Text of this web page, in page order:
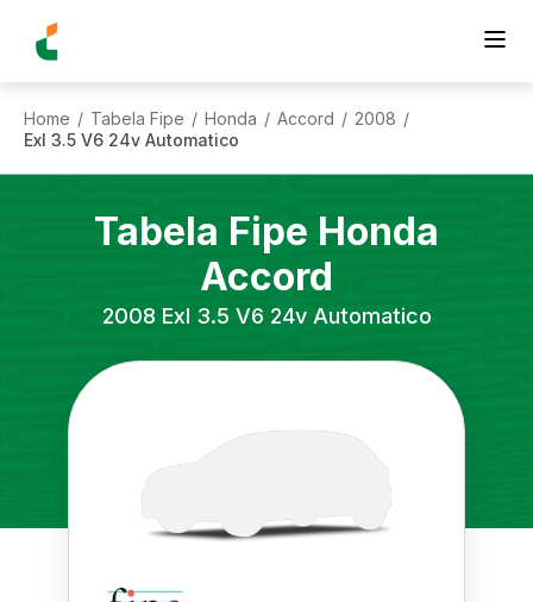
Home / Tabela Fipe / Honda / Accord / 2008 /
Exl 3.5 V6 24v Automatico
Tabela Fipe Honda
Accord
2008 Exl 3.5 V6 24v Automatico